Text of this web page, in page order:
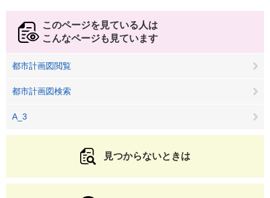
このページを見ている人は
こんなページも見ています
都市計画図閲覧
都市計画図検索
A_3
見つからないときは